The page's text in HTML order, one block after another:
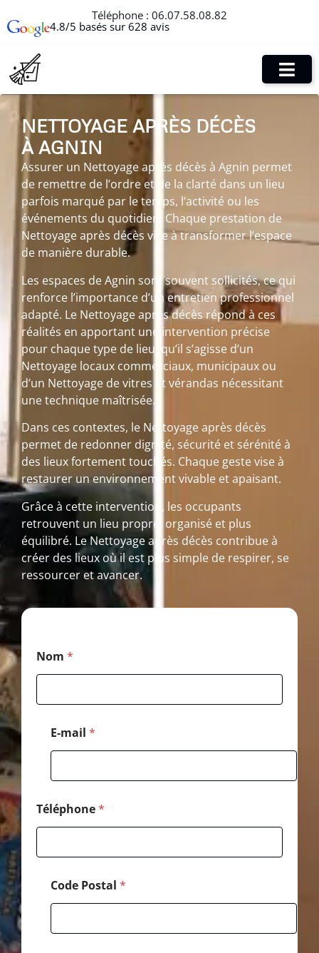
Téléphone : 06.07.58.08.82
4.8/5 basés sur 628 avis
NETTOYAGE APRÈS DÉCÈS
À AGNIN
Assurer un Nettoyage après décès à Agnin permet
de remettre de l’ordre et de la clarté dans un lieu
parfois marqué par le temps, l’activité ou les
événements du quotidien. Chaque prestation de
Nettoyage après décès vise à transformer l’espace
de manière durable.
Les espaces de Agnin sont souvent sollicités, ce qui
renforce l’importance d’un entretien professionnel
adapté. Le Nettoyage après décès répond à ces
réalités en apportant une intervention précise
pour chaque type de lieu, qu’il s’agisse d’un
Nettoyage locaux commerciaux, municipaux ou
d’un Nettoyage de vitres et vérandas nécessitant
une technique maîtrisée.
Dans ces contextes, le Nettoyage après décès
permet de redonner dignité, sécurité et sérénité à
des lieux fortement touchés. Chaque geste vise à
restaurer un environnement vivable et apaisant.
Grâce à cette intervention, les occupants
retrouvent un lieu propre, organisé et plus
équilibré. Le Nettoyage après décès contribue à
créer des lieux où il est plus simple de respirer, se
ressourcer et avancer.
e
s
a
Nom *
E-mail *
Téléphone*
Code Postal *